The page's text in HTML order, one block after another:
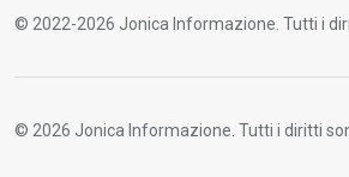
© 2022-2026 Jonica Informazione. Tutti i
© 2026 Jonica Informazione. Tutti i diritti